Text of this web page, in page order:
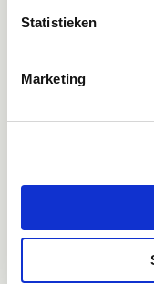
Statistieken
MarketingOntdek onze
Wij reageren